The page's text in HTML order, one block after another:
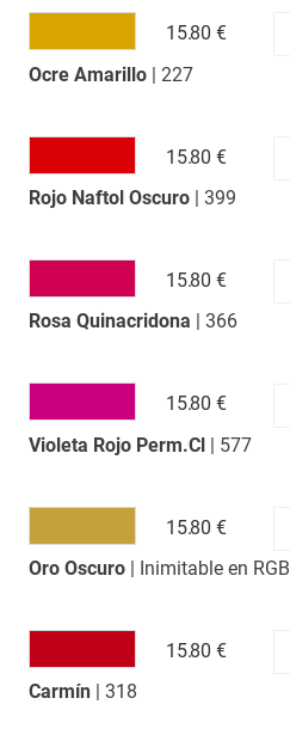
Ocre Amarillo| 227
15.80 €
Rojo Naftol Oscuro| 399
15.80 €
Rosa Quinacridona | 366
15.80 €
Violeta Rojo Perm.Cl| 577
15.80 €
Oro Oscuro| Inimitable en RGB
15.80 €
Carmín| 318
15.80 €